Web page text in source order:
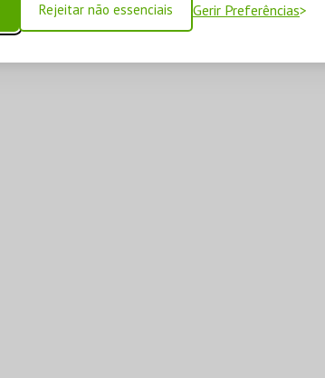
Rejeitar não essenciais Gerir Preferências